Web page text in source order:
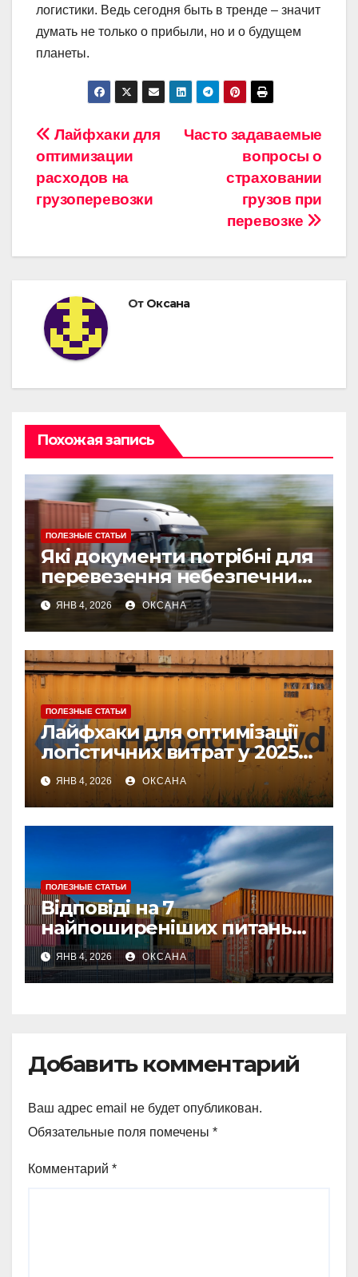
логистики. Ведь сегодня быть в тренде – значит
думать не только о прибыли, но и о будущем
планеты.
Навигация
по
записям
Часто задаваемые
вопросы о
страховании
грузов при
перевозке
Лайфхаки для
оптимизации
расходов на
грузоперевозки
От Оксана
Похожая запись
ПОЛЕЗНЫЕ СТАТЬИ
Які документи потрібні для
перевезення небезпечних
вантажів: список і
рекомендації
ЯНВ 4, 2026 ОКСАНА
ПОЛЕЗНЫЕ СТАТЬИ
Лайфхаки для оптимізації
логістичних витрат у 2025
році
ЯНВ 4, 2026 ОКСАНА
ПОЛЕЗНЫЕ СТАТЬИ
Відповіді на 7
найпоширеніших питань
про страхування вантажу
ЯНВ 4, 2026 ОКСАНА
Добавить комментарий
Ваш адрес email не будет опубликован.
Обязательные поля помечены *
Комментарий *